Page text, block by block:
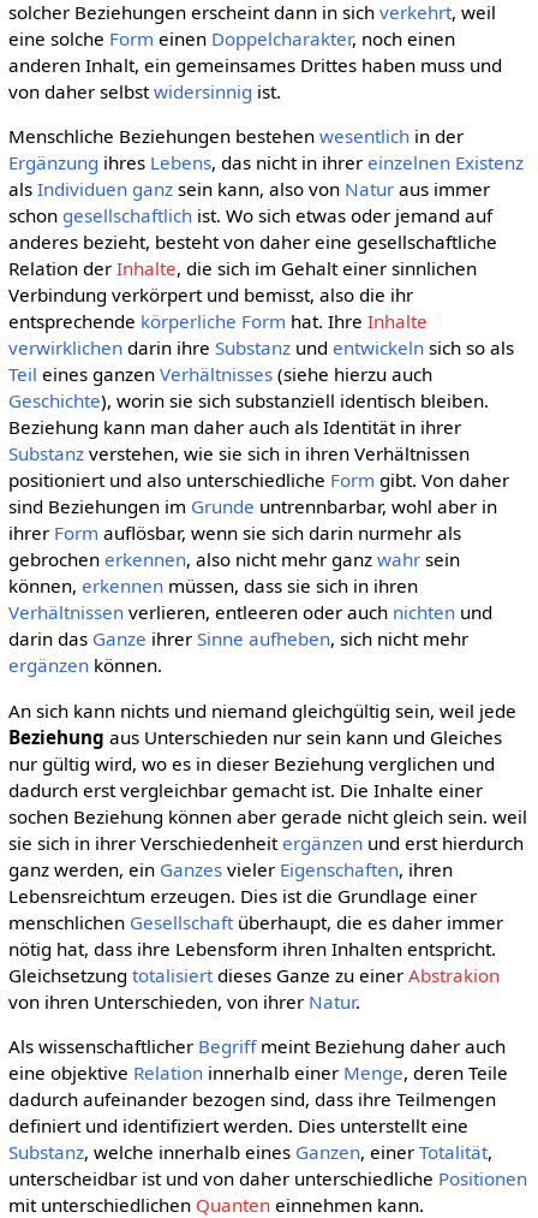
solcher Beziehungen erscheint dann in sich verkehrt, weil
eine solche Form einen Doppelcharakter, noch einen
anderen Inhalt, ein gemeinsames Drittes haben muss und
von daher selbstwidersinnig ist.
Menschliche Beziehungen bestehen wesentlichin der
Ergänzung ihres Lebens, das nicht in ihrer einzelnen Existenz
als Individuen ganzsein kann, also von Naturaus immer
schon gesellschaftlichist. Wo sich etwas oder jemand auf
anderes bezieht, besteht von daher eine gesellschaftliche
Relation der Inhalte, die sich im Gehalt einer sinnlichen
Verbindung verkörpert und bemisst, also die ihr
entsprechende körperliche Form hat. Ihre Inhalte
verwirklichendarin ihre Substanzund entwickelnsich so als
Teil eines ganzen Verhältnisses(siehe hierzu auch
Geschichte), worin sie sich substanziell identisch bleiben.
Beziehung kann man daher auch als Identität in ihrer
Substanzverstehen, wie sie sich in ihren Verhältnissen
positioniert und also unterschiedliche Form gibt. Von daher
sind Beziehungen im Grunde untrennbarbar, wohl aber in
ihrer Form auflösbar, wenn sie sich darin nurmehr als
gebrochen erkennen, also nicht mehr ganz wahrsein
können, erkennenmüssen, dass sie sich in ihren
Verhältnissenverlieren, entleeren oder auch nichtenund
darin das Ganze ihrer Sinne aufheben, sich nicht mehr
ergänzenkönnen.
An sich kann nichts und niemand gleichgültig sein, weil jede
Beziehung aus Unterschieden nur sein kann und Gleiches
nur gültig wird, wo es in dieser Beziehung verglichen und
dadurch erst vergleichbar gemacht ist. Die Inhalte einer
sochen Beziehung können aber gerade nicht gleich sein. weil
sie sich in ihrer Verschiedenheitergänzenund erst hierdurch
ganz werden, ein Ganzesvieler Eigenschaften, ihren
Lebensreichtum erzeugen. Dies ist die Grundlage einer
menschlichen Gesellschaftüberhaupt, die es daher immer
nötig hat, dass ihre Lebensform ihren Inhalten entspricht.
Gleichsetzung totalisiertdieses Ganze zu einer Abstrakion
von ihren Unterschieden, von ihrer Natur.
Als wissenschaftlicher Begriffmeint Beziehung daher auch
eine objektive Relationinnerhalb einer Menge, deren Teile
dadurch aufeinander bezogen sind, dass ihre Teilmengen
definiert und identifiziert werden. Dies unterstellt eine
Substanz, welche innerhalb eines Ganzen, einer Totalität,
unterscheidbar ist und von daher unterschiedliche Positionen
mit unterschiedlichen Quanteneinnehmen kann.